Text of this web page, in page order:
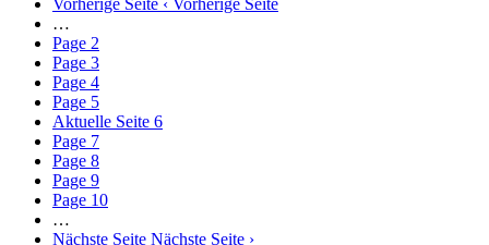
Vorherige Seite ‹ Vorherige Seite
…
Page 2
Page 3
Page 4
Page 5
Aktuelle Seite 6
Page 7
Page 8
Page 9
Page 10
…
Nächste Seite Nächste Seite ›